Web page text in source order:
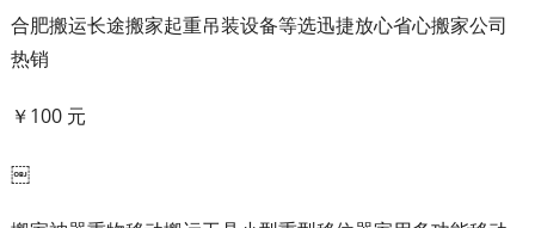
合肥搬运长途搬家起重吊装设备等选迅捷放心省心搬家公司
热销
￥100 元
￼